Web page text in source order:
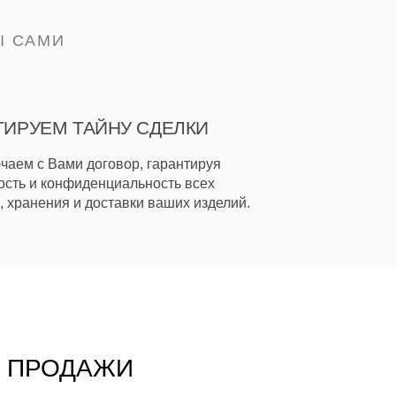
САМИ
ТАЙНУ СДЕЛКИ
с Вами договор, гарантируя
и конфиденциальность всех
хранения и доставки ваших изделий.
ПРОДАЖИ